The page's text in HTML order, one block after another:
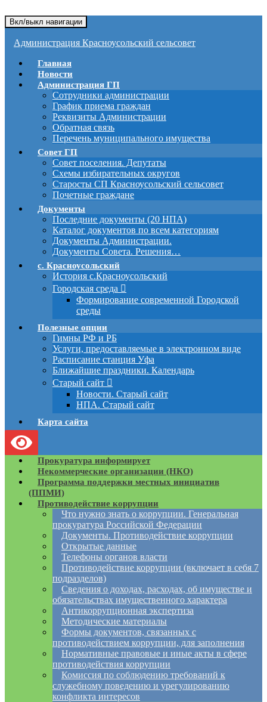
Вкл/выкл навигации
Администрация Красноусольский сельсовет
Главная
Новости
Администрация ГП
Сотрудники администрации
График приема граждан
Реквизиты Администрации
Обратная связь
Перечень муниципального имущества
Совет ГП
Совет поселения. Депутаты
Схемы избирательных округов
Старосты СП Красноусольский сельсовет
Почетные граждане
Документы
Последние документы (20 НПА)
Каталог документов по всем категориям
Документы Администрации.
Документы Совета. Решения…
с. Красноусольский
История с.Красноусольский
Городская среда
Формирование современной Городской
среды
Полезные опции
Гимны РФ и РБ
Услуги, предоставляемые в электронном виде
Расписание станция Уфа
Ближайшие праздники. Календарь
Старый сайт
Новости. Старый сайт
НПА. Старый сайт
Карта сайта
Прокуратура информирует
Некоммерческие организации (НКО)
Программа поддержки местных инициатив
(ППМИ)
Противодействие коррупции
Что нужно знать о коррупции. Генеральная
прокуратура Российской Федерации
Документы. Противодействие коррупции
Открытые данные
Телефоны органов власти
Противодействие коррупции (включает в себя 7
подразделов)
Сведения о доходах, расходах, об имуществе и
обязательствах имущественного характера
Антикоррупционная экспертиза
Методические материалы
Формы документов, связанных с
противодействием коррупции, для заполнения
Нормативные правовые и иные акты в сфере
противодействия коррупции
Комиссия по соблюдению требований к
служебному поведению и урегулированию
конфликта интересов